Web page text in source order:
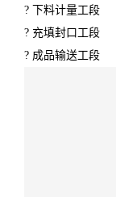
? 下料计量工段
? 充填封口工段
? 成品输送工段